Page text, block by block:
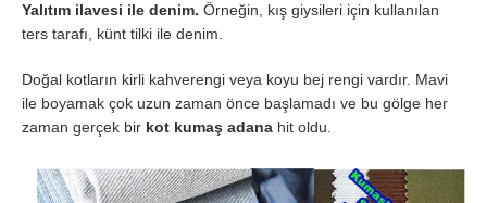
Yalıtım ilavesi ile denim. Örneğin, kış giysileri için kullanılan
ters tarafı, künt tilki ile denim.
Doğal kotların kirli kahverengi veya koyu bej rengi vardır. Mavi
ile boyamak çok uzun zaman önce başlamadı ve bu gölge her
zaman gerçek bir kot kumaş adana hit oldu.